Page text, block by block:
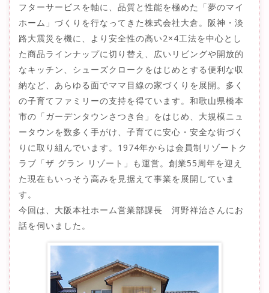
フターサービスを軸に、品質と性能を極めた「夢のマイ
ホーム」づくりを行なってきた株式会社大倉。阪神・淡
路大震災を機に、より安全性の高い2×4工法を中心とし
た商品ラインナップに切り替え、広いリビングや開放的
なキッチン、シューズクロークをはじめとする便利な収
納など、あらゆる面でママ目線の家づくりを展開。多く
の子育てファミリーの支持を得ています。和歌山県橋本
市の「ガーデンタウンさつき台」をはじめ、大規模ニュ
ータウンを数多く手がけ、子育てに安心・安全な街づく
りに取り組んでいます。1974年からは会員制リゾートク
ラブ「ザ グラン リゾート」も運営。創業55周年を迎え
た現在もいっそう高みを見据えて事業を展開していま
す。
今回は、大阪本社ホーム営業部課長 河野祥治さんにお
話を伺いました。